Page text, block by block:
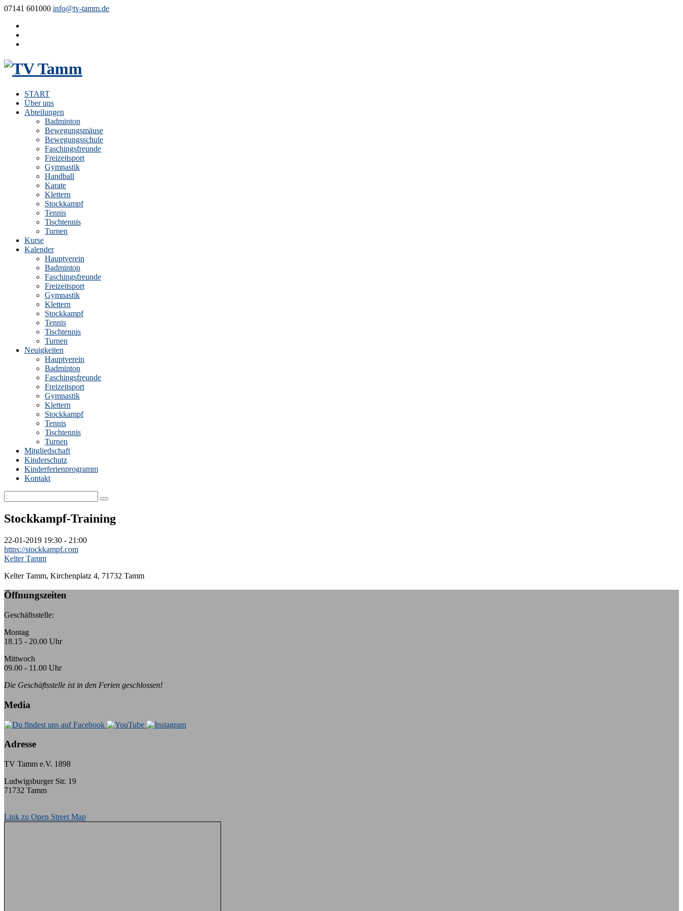
07141 601000 info@tv-tamm.de
START
Über uns
Abteilungen
Badminton
Bewegungsmäuse
Bewegungsschule
Faschingsfreunde
Freizeitsport
Gymnastik
Handball
Karate
Klettern
Stockkampf
Tennis
Tischtennis
Turnen
Kurse
Kalender
Hauptverein
Badminton
Faschingsfreunde
Freizeitsport
Gymnastik
Klettern
Stockkampf
Tennis
Tischtennis
Turnen
Neuigkeiten
Hauptverein
Badminton
Faschingsfreunde
Freizeitsport
Gymnastik
Klettern
Stockkampf
Tennis
Tischtennis
Turnen
Mitgliedschaft
Kinderschutz
Kinderferienprogramm
Kontakt
Stockkampf-Training
22-01-2019 19:30 - 21:00
https://stockkampf.com
Kelter Tamm
Kelter Tamm, Kirchenplatz 4, 71732 Tamm
Öffnungszeiten
Geschäftsstelle:
Montag
18.15 - 20.00 Uhr
Mittwoch
09.00 - 11.00 Uhr
Die Geschäftsstelle ist in den Ferien geschlossen!
Media
Adresse
TV Tamm e.V. 1898
Ludwigsburger Str. 19
71732 Tamm
Link zu Open Street Map